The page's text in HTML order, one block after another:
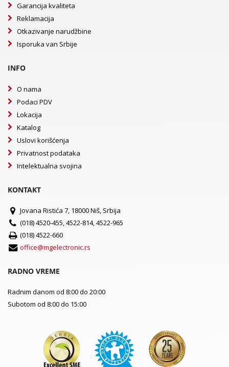
Garancija kvaliteta
Reklamacija
Otkazivanje narudžbine
Isporuka van Srbije
INFO
O nama
Podaci PDV
Lokacija
Katalog
Uslovi korišćenja
Privatnost podataka
Intelektualna svojina
KONTAKT
Jovana Ristića 7, 18000 Niš, Srbija
(018) 4520-455, 4522-814, 4522-965
(018) 4522-660
office@mgelectronic.rs
RADNO VREME
Radnim danom od 8:00 do 20:00
Subotom od 8:00 do 15:00